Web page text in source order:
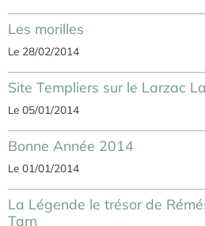
Les morilles
Le 28/02/2014
Site Templiers sur le Larzac
Le 05/01/2014
Bonne Année 2014
Le 01/01/2014
La Légende le trésor de
Tarn